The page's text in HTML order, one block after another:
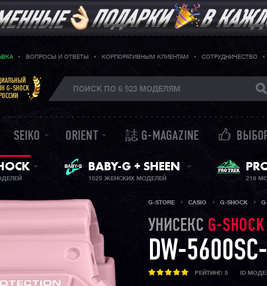
ВОПРОСЫ И ОТВЕТЫ КОРПОРАТИВНЫМ КЛИЕНТАМ СОТРУДНИЧЕСТВО
G-SHOCK
SEIKO ORIENT 誌 G-MAGAZINE
ЖЕНСКИЕ ЧАСЫ
BABY-G + SHEEN
1025 ЖЕНСКИХ МОДЕЛЕЙ 219
G-STORE CASIO G-SHOCK
УНИСЕКС G-SHOCK
DW-
РЕЙТИНГ: 5 ID